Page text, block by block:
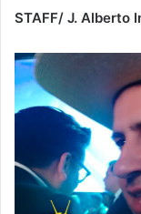
STAFF/ J. Alberto